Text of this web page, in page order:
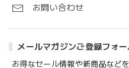
お問い合わせ
メールマガジンご登録フォー
お得なセール情報や新商品など